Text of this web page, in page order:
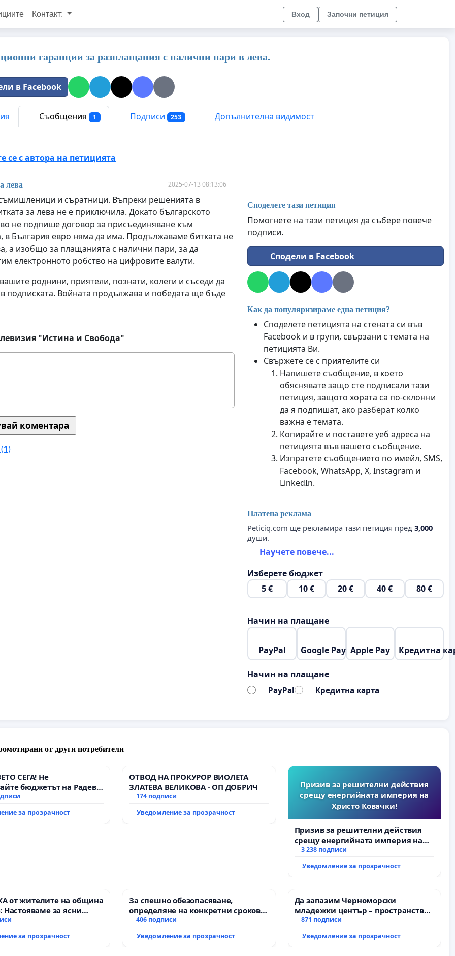
Контакт: Вход Започни петиция
гаранции за разплащания с налични пари в лева.
в Facebook
Съобщения 1 Подписи 253 Допълнителна видимост
се с автора на петицията
лева 2025-07-13 08:13:06
и съратници. Въпреки решенията в
за лева не е приключила. Докато българското
не подпише договор за присъединяване към
в България евро няма да има. Продължаваме битката не
а изобщо за плащанията с налични пари, за да
електронното робство на цифровите валути.
роднини, приятели, познати, колеги и съседи да
подписката. Войната продължава и победата ще бъде
"Истина и Свобода"
1)
Споделете тази петиция
Помогнете на тази петиция да събере повече
подписи.
Сподели в Facebook
Как да популяризираме една петиция?
Споделете петицията на стената си във
Facebook и в групи, свързани с темата на
петицията Ви.
Свържете се с приятелите си
Напишете съобщение, в което
обяснявате защо сте подписали тази
петиция, защото хората са по-склонни
да я подпишат, ако разберат колко
важна е темата.
Копирайте и поставете уеб адреса на
петицията във вашето съобщение.
Изпратете съобщението по имейл, SMS,
Facebook, WhatsApp, X, Instagram и
LinkedIn.
Платена реклама
Peticiq.com ще рекламира тази петиция пред3,000
души.
Научете повече...
Изберете бюджет
5 €
10 € 20 € 40 € 80 €
Начин на плащане
PayPal Google Pay Apple Pay Кредитна
Начин на плащане
PayPal Кредитна карта
от други потребители
СЕГА! Не
бюджетът на Радев
парите и правата ни в
за прозрачност
ОТВОД НА ПРОКУРОР ВИОЛЕТА
ЗЛАТЕВА ВЕЛИКОВА - ОП ДОБРИЧ
174 подписи
Уведомление за прозрачност
Призив за решителни действия
срещу енергийната империя на
Христо Ковачки!
Призив за решителни действия
срещу енергийната империя на
Христо Ковачки!
3 238 подписи
Уведомление за прозрачност
от жителите на община
Настояваме за ясни
от “Елаците-МЕД” АД и от
норми!
за прозрачност
За спешно обезопасяване,
определяне на конкретни срокове
и извършване на цялостна
републиканския път между пътен
406 подписи
Уведомление за прозрачност
Да запазим Черноморски
младежки център – пространство
за младите на Варна
871 подписи
Уведомление за прозрачност